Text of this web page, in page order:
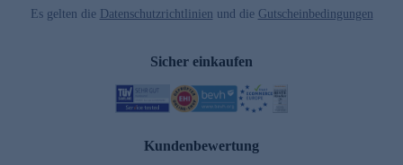
Es gelten die Datenschutzrichtlinien und die Gutscheinbedingungen
Sicher einkaufen
Kundenbewertung